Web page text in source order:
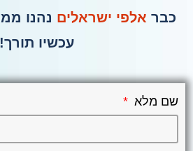
כבר אלפי ישראלים
עכשיו תורך!
שם מלא